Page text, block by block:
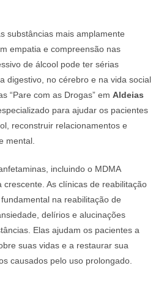
substâncias mais amplamente
empatia e compreensão nas
de álcool pode ter sérias
digestivo, no cérebro e na vida social
“Pare com as Drogas” em Aldeias
para ajudar os pacientes
reconstruir relacionamentos e
mental.
incluindo o MDMA
crescente. As clínicas de reabilitação
na reabilitação de
delírios e alucinações
Elas ajudam os pacientes a
suas vidas e a restaurar sua
causados pelo uso prolongado.